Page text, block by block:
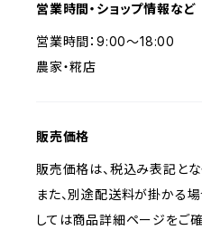
営業時間・ショップ情報など
営業時間：9:00〜18:00
農家・糀店
販売価格
販売価格は、税込み表記とな
また、別途配送料が掛かる
しては商品詳細ページをご確